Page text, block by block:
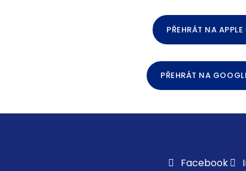
PŘEHRÁT NA
PŘEHRÁT NA
Facebook